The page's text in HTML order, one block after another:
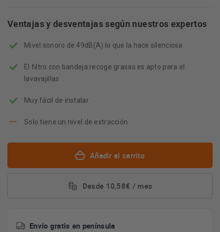
Ventajas y desventajas según nuestros expertos
Mivel sonoro de 49dB(A) lo que la hace silenciosa
El filtro con bandeja recoge grasas es apto para el
lavavajillas
Muy fácil de instalar
Solo tiene un nivel de extracción
Añadir al carrito
Desde 10,58€ / mes
Envío gratis en península